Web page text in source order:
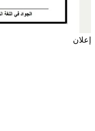
إعلان